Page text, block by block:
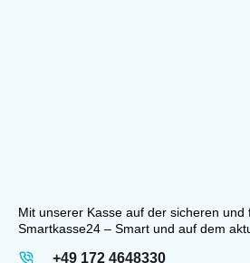
Mit unserer Kasse auf der sicheren und
Smartkasse24 – Smart und auf dem
+49 172 4648330